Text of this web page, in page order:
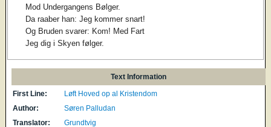
Mod Undergangens Bølger.
Da raaber han: Jeg kommer snart!
Og Bruden svarer: Kom! Med Fart
Jeg dig i Skyen følger.
Text Information
First Line:
Løft Hoved op al Kristendom
Author:
Søren Palludan
Translator:
Grundtvig